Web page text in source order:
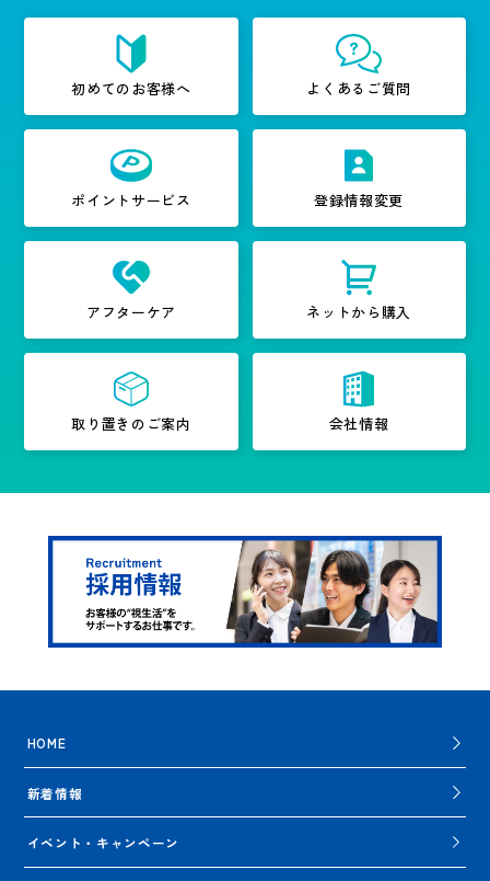
初めてのお客様へ よくあるご質問
ポイントサービス 登録情報変更
アフターケア ネットから購入
取り置きのご案内 会社情報
HOME
新着情報
イベント・キャンペーン